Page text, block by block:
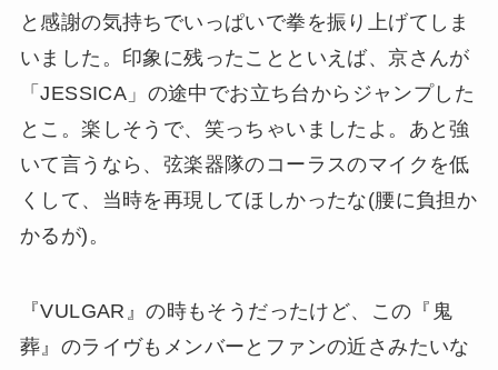
と感謝の気持ちでいっぱいで拳を振り上げてしま
いました。印象に残ったことといえば、京さんが
「JESSICA」の途中でお立ち台からジャンプした
とこ。楽しそうで、笑っちゃいましたよ。あと強
いて言うなら、弦楽器隊のコーラスのマイクを低
くして、当時を再現してほしかったな(腰に負担か
かるが)。
『VULGAR』の時もそうだったけど、この『鬼
葬』のライヴもメンバーとファンの近さみたいな